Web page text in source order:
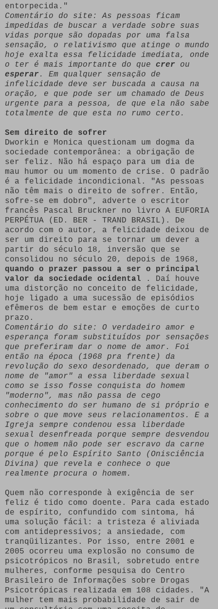
entorpecida."
Comentário do site: As pessoas ficam
impedidas de buscar a verdade sobre suas
vidas porque são dopadas por uma falsa
sensação, o relativismo que atinge o mundo
hoje exalta essa felicidade imediata, onde
o ter é mais importante do que crer ou
esperar. Em qualquer sensação de
infelicidade deve ser buscada a causa na
oração, e que pode ser um chamado de Deus
urgente para a pessoa, de que ela não sabe
totalmente de que esta no rumo certo.
Sem direito de sofrer
Dworkin e Monica questionam um dogma da
sociedade contemporânea: a obrigação de
ser feliz. Não há espaço para um dia de
mau humor ou um momento de crise. O padrão
é a felicidade incondicional. "As pessoas
não têm mais o direito de sofrer. Então,
sofre-se em dobro", adverte o escritor
francês Pascal Bruckner no livro A EUFORIA
PERPÉTUA (ED. BER - TRAND BRASIL). De
acordo com o autor, a felicidade deixou de
ser um direito para se tornar um dever a
partir do século 18, inversão que se
consolidou no século 20, depois de 1968,
quando o prazer passou a ser o principal
valor da sociedade ocidental
. Daí houve
uma distorção no conceito de felicidade,
hoje ligado a uma sucessão de episódios
efêmeros de bem estar e emoções de curto
prazo.
Comentário do site: O verdadeiro amor e
esperança foram substituídos por sensações
que preferiram dar o nome de amor. Foi
então na época (1968 pra frente) da
revolução do sexo desordenado, que deram o
nome de "amor" a essa liberdade sexual
como se isso fosse conquista do homem
"moderno", mas não passa de cego
conhecimento do ser humano de si próprio e
sobre o que move seus relacionamentos. E a
Igreja sempre condenou essa liberdade
sexual desenfreada porque sempre desvendou
que o homem não pode ser escravo da carne
porque é pelo Espírito Santo (Onisciência
Divina) que revela e conhece o que
realmente procura o homem.
Quem não corresponde à exigência de ser
feliz é tido como doente. Para cada estado
de espírito, confundido com sintoma, há
uma solução fácil: a tristeza é aliviada
com antidepressivos; a ansiedade, com
tranqüilizantes. Por isso, entre 2001 e
2005 ocorreu uma explosão no consumo de
psicotrópicos no Brasil, sobretudo entre
mulheres, conforme pesquisa do Centro
Brasileiro de Informações sobre Drogas
Psicotrópicas realizada em 108 cidades. "A
mulher tem mais probabilidade de sair de